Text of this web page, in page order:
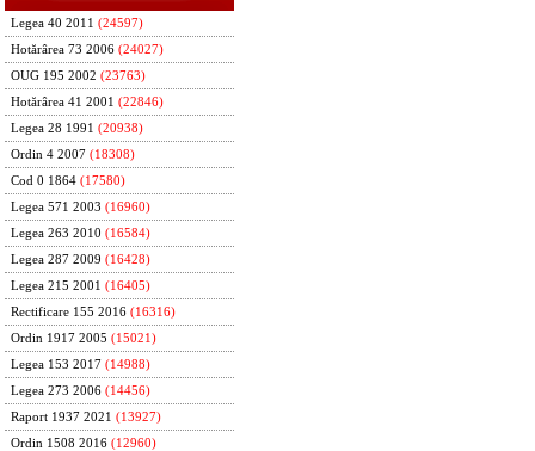
Legea 40 2011 (24597)
Hotărârea 73 2006 (24027)
OUG 195 2002 (23763)
Hotărârea 41 2001 (22846)
Legea 28 1991 (20938)
Ordin 4 2007 (18308)
Cod 0 1864 (17580)
Legea 571 2003 (16960)
Legea 263 2010 (16584)
Legea 287 2009 (16428)
Legea 215 2001 (16405)
Rectificare 155 2016 (16316)
Ordin 1917 2005 (15021)
Legea 153 2017 (14988)
Legea 273 2006 (14456)
Raport 1937 2021 (13927)
Ordin 1508 2016 (12960)